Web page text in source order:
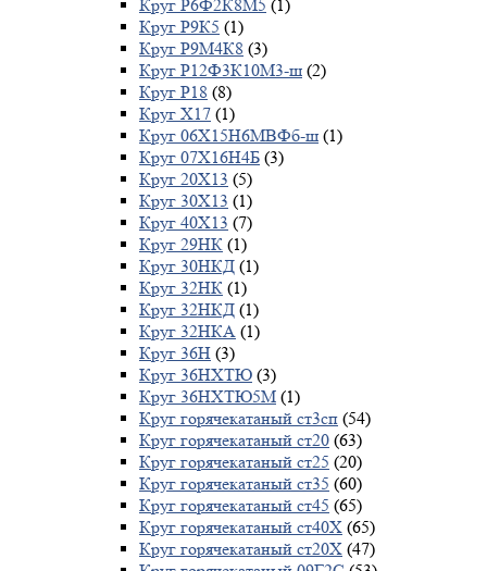
Круг Р6Ф2К8М5 (1)
Круг Р9К5 (1)
Круг Р9М4К8 (3)
Круг Р12Ф3К10М3-ш (2)
Круг Р18 (8)
Круг Х17 (1)
Круг 06Х15Н6МВФб-ш (1)
Круг 07Х16Н4Б (3)
Круг 20Х13 (5)
Круг 30Х13 (1)
Круг 40Х13 (7)
Круг 29НК (1)
Круг 30НКД (1)
Круг 32НК (1)
Круг 32НКД (1)
Круг 32НКА (1)
Круг 36Н (3)
Круг 36НХТЮ (3)
Круг 36НХТЮ5М (1)
Круг горячекатаный ст3сп (54)
Круг горячекатаный ст20 (63)
Круг горячекатаный ст25 (20)
Круг горячекатаный ст35 (60)
Круг горячекатаный ст45 (65)
Круг горячекатаный ст40Х (65)
Круг горячекатаный ст20Х (47)